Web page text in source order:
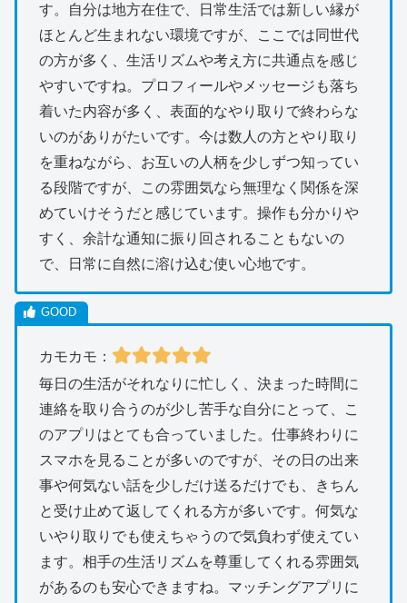
す。自分は地方在住で、日常生活では新しい縁が
ほとんど生まれない環境ですが、ここでは同世代
の方が多く、生活リズムや考え方に共通点を感じ
やすいですね。プロフィールやメッセージも落ち
着いた内容が多く、表面的なやり取りで終わらな
いのがありがたいです。今は数人の方とやり取り
を重ねながら、お互いの人柄を少しずつ知ってい
る段階ですが、この雰囲気なら無理なく関係を深
めていけそうだと感じています。操作も分かりや
すく、余計な通知に振り回されることもないの
で、日常に自然に溶け込む使い心地です。
カモカモ：
毎日の生活がそれなりに忙しく、決まった時間に
連絡を取り合うのが少し苦手な自分にとって、こ
のアプリはとても合っていました。仕事終わりに
スマホを見ることが多いのですが、その日の出来
事や何気ない話を少しだけ送るだけでも、きちん
と受け止めて返してくれる方が多いです。何気な
いやり取りでも使えちゃうので気負わず使えてい
ます。相手の生活リズムを尊重してくれる雰囲気
があるのも安心できますね。マッチングアプリに